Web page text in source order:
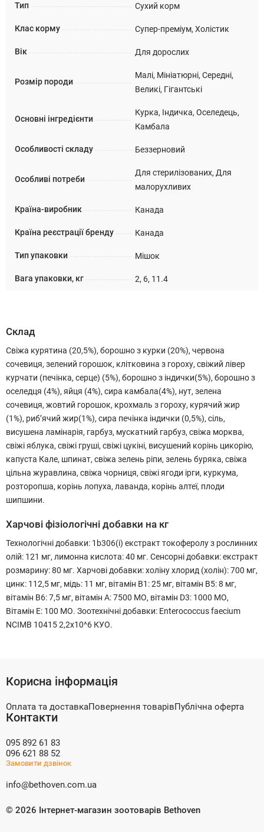
Тип Сухий корм
Клас корму Супер-преміум, Холістик
Вік Для дорослих
Розмір породи
Малі, Мініатюрні, Середні,
Великі, Гігантські
Основні інгредієнти
Курка, Індичка, Оселедець,
Камбала
Особливості складу Беззерновий
Особливі потреби
Для стерилізованих, Для
малорухливих
Країна-виробник Канада
Країна реєстрації бренду Канада
Тип упаковки Мішок
Вага упаковки, кг 2, 6, 11.4
Склад
Свіжа курятина (20,5%), борошно з курки (20%), червона
сочевиця, зелений горошок, клітковина з гороху, свіжий лівер
курчати (печінка, серце) (5%), борошно з індички(5%), борошно з
оселедця (4%), яйця (4%), сира камбала(4%), нут, зелена
сочевиця, жовтий горошок, крохмаль з гороху, курячий жир
(1%), риб’ячий жир(1%), сира печінка індички (0,5%), сіль,
висушена ламінарія, гарбуз, мускатний гарбуз, свіжа морква,
свіжі яблука, свіжі груші, свіжі цукіні, висушений корінь цикорію,
капуста Кале, шпинат, свіжа зелень ріпи, зелень буряка, свіжа
цільна журавлина, свіжа чорниця, свіжі ягоди ірги, куркума,
розторопша, корінь лопуха, лаванда, корінь алтеї, плоди
шипшини.
Харчові фізіологічні добавки на кг
Технологічні добавки: 1b306(i) екстракт токоферолу з рослинних
олій: 121 мг, лимонна кислота: 40 мг. Сенсорні добавки: екстракт
розмарину: 80 мг. Харчові добавки: холіну хлорид (холін): 700 мг,
цинк: 112,5 мг, мідь: 11 мг, вітамін B1: 25 мг, вітамін B5: 8 мг,
вітамін B6: 7,5 мг, вітамін A: 7500 МО, вітамін D3: 1000 МО,
Вітамін E: 100 МО. Зоотехнічні добавки: Enterococcus faecium
NCIMB 10415 2,2x10^6 КУО.
Корисна інформація
Оплата та доставкаПовернення товарівПублічна оферта
Контакти
095 892 61 83
096 621 88 52
Замовити дзвінок
info@bethoven.com.ua
© 2026 Інтернет-магазин зоотоварів Bethoven